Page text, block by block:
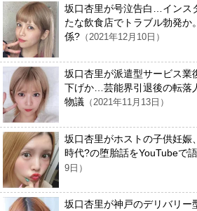
坂口杏里が号泣告白…インス
たな飲食店でトラブル勃発か
係? （2021年12月10日）
坂口杏里が派遣型サービス業
下げか…芸能界引退後の転落
物議 （2021年11月13日）
坂口杏里がホストの子供妊
時代?の堕胎話をYouTubeで
9日）
坂口杏里が神戸のデリバリー